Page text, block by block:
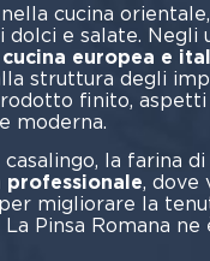
cucina
dolci e salate. Negli
europea e
struttura degli
finito,
moderna.
casalingo, la farina di
professionale, dove
migliorare la
Pinsa Romana ne